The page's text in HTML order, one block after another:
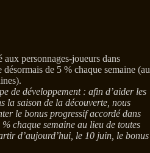
personnages-joueurs dans
désormais de 5 % chaque semaine (au
de développement : afin d’aider les
la saison de la découverte, nous
le bonus progressif accordé dans
chaque semaine au lieu de toutes
d’aujourd’hui, le 10 juin, le bonus